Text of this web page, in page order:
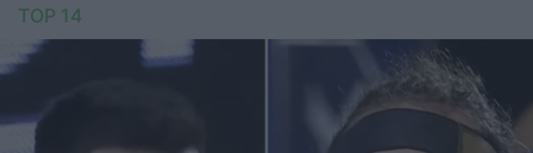
Rugby Sevens
Internazionale
TOP 14